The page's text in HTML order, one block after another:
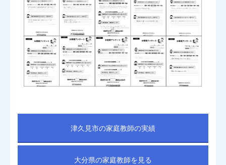
津久見市の家庭教師の実績
大分県の家庭教師を見る